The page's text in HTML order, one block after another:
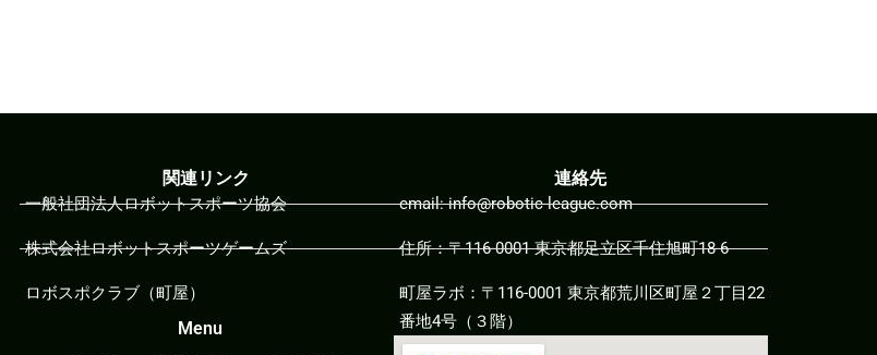
関連リンク
一般社団法人ロボットスポーツ協会
株式会社ロボットスポーツゲームズ
ロボスポクラブ（町屋）
Menu
連絡先
email: info@robotic-league.com
住所：〒116-0001 東京都足立区千住旭町18-6
町屋ラボ：〒116-0001 東京都荒川区町屋２丁目22
番地4号（３階）